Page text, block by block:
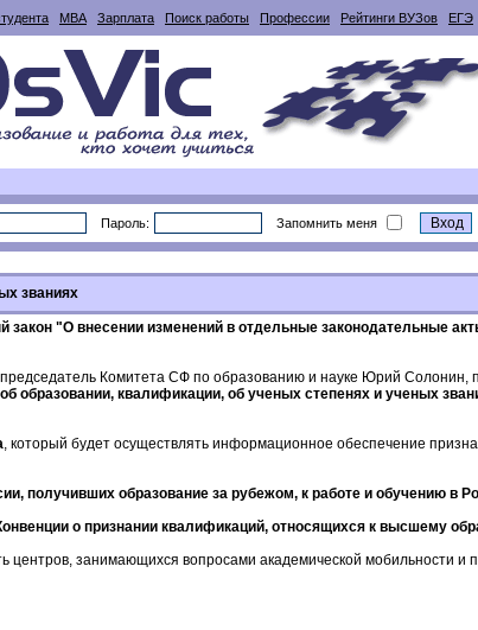
MBA Зарплата Поиск работы Профессии Рейтинги ВУЗов ЕГЭ
Пароль: Запомнить меня
званиях
"О внесении изменений в отдельные законодательные
Комитета СФ по образованию и науке Юрий Солонин,
образовании, квалификации, об ученых степенях и ученых
, который будет осуществлять информационное обеспечение
получивших образование за рубежом, к работе и обучению в
о признании квалификаций, относящихся к высшему
занимающихся вопросами академической мобильности и